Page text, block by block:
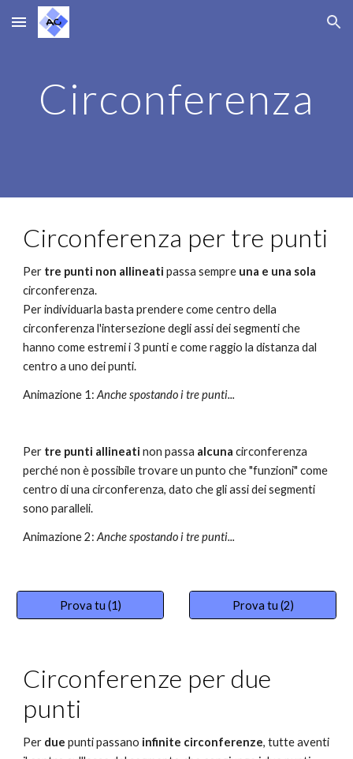
Skip to main content Skip to navigation
Circonferenza
Circonferenza per tre punti
Per tre punti non allineati passa sempre una e una sola
circonferenza.
Per individuarla basta prendere come centro della
circonferenza l'intersezione degli assi dei segmenti che
hanno come estremi i 3 punti e come raggio la distanza dal
centro a uno dei punti.
Animazione 1: Anche spostando i tre punti...
Per tre punti allineati non passa alcuna circonferenza
perché non è possibile trovare un punto che "funzioni" come
centro di una circonferenza, dato che gli assi dei segmenti
sono paralleli.
Animazione 2: Anche spostando i tre punti...
Prova tu (1) Prova tu (2)
Circonferenze per due
punti
Per due punti passano infinite circonferenze, tutte aventi